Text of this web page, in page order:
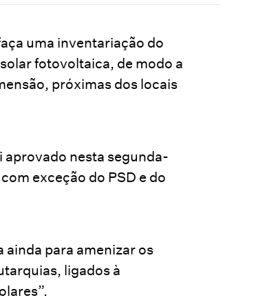
uma inventariação do
fotovoltaica, de modo a
próximas dos locais
nesta segunda-
exceção do PSD e do
para amenizar os
ligados à